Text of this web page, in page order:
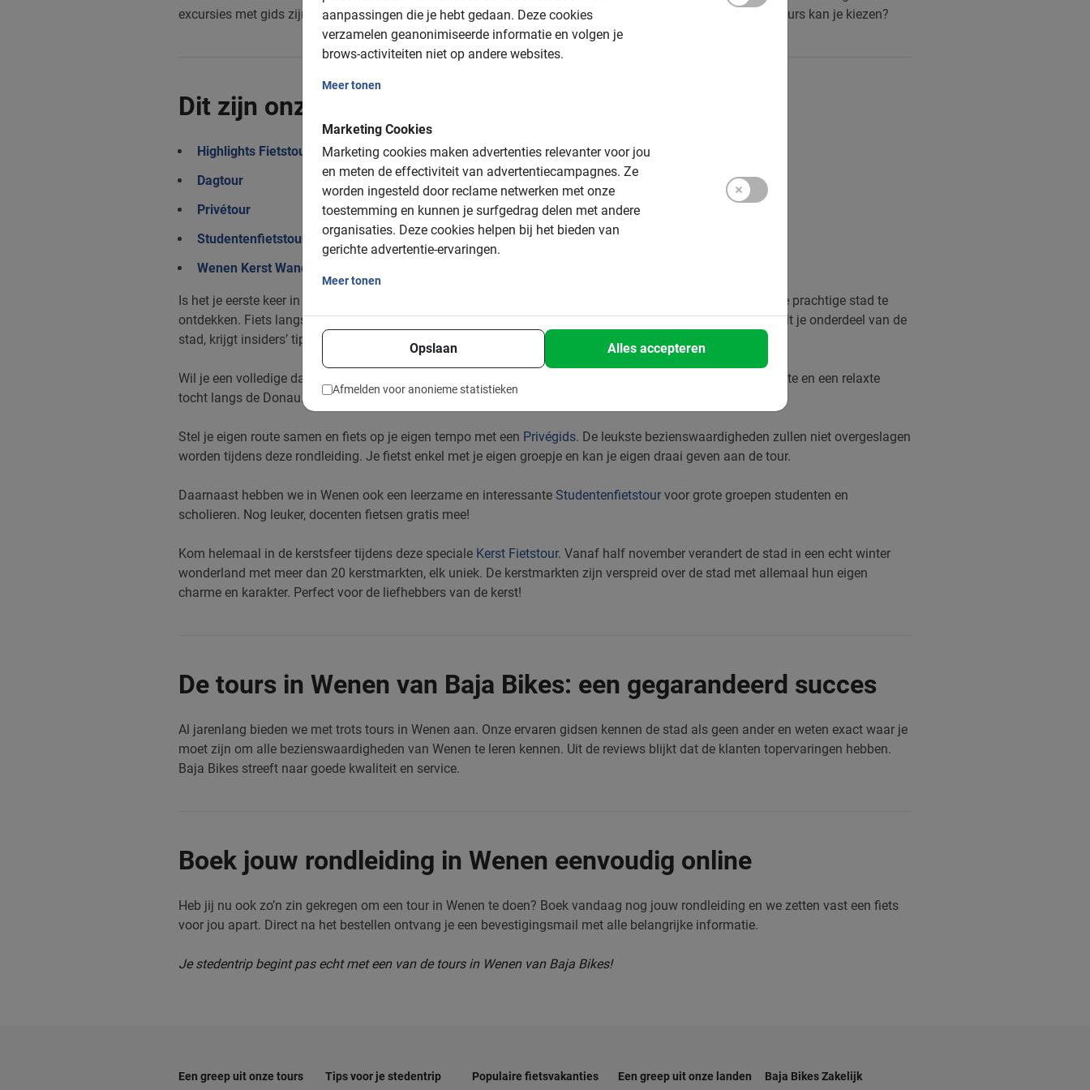
aanpassingen die je hebt gedaan. Deze cookies
verzamelen geanonimiseerde informatie en volgen je
brows-activiteiten niet op andere websites.
Meer tonen
Marketing Cookies
Marketing cookies maken advertenties relevanter voor jou
en meten de effectiviteit van advertentiecampagnes. Ze
worden ingesteld door reclame netwerken met onze
toestemming en kunnen je surfgedrag delen met andere
organisaties. Deze cookies helpen bij het bieden van
gerichte advertentie-ervaringen.
Meer tonen
Opslaan Alles accepteren
Afmelden voor anonieme statistieken
excursies met gids zijn veilig, leuk, informatief en toegankelijk en daardoor geschikt voor iedereen! Welke tours kan je kiezen?
Dit zijn onze tours in Wenen
Highlights Fietstour
Dagtour
Privétour
Studentenfietstour Wenen
Wenen Kerst Wandeltour
Is het je eerste keer in Wenen? Boek dan onze klassieke
, dit is de ideale manier om deze prachtige stad te
ontdekken. Fiets langs de Weense Staatsopera, het Raadhuis, het Mozartmuseum en nog veel meer.Je voelt je onderdeel van de
stad, krijgt insiders’ tips van een local en bent ook nog ontspannen in beweging.
Wil je een volledige dag op pad? Dan is onze
de beste keuze, een combinatie van de Highlights route en een relaxte
tocht langs de Donau.
Stel je eigen route samen en fiets op je eigen tempo met een Privégids. De leukste bezienswaardigheden zullen niet overgeslagen
worden tijdens deze rondleiding. Je fietst enkel met je eigen groepje en kan je eigen draai geven aan de tour.
Daarnaast hebben we in Wenen ook een leerzame en interessante Studentenfietstour voor grote groepen studenten en
scholieren. Nog leuker, docenten fietsen gratis mee!
Kom helemaal in de kerstsfeer tijdens deze speciale Kerst Fietstour. Vanaf half november verandert de stad in een echt winter
wonderland met meer dan 20 kerstmarkten, elk uniek. De kerstmarkten zijn verspreid over de stad met allemaal hun eigen
charme en karakter. Perfect voor de liefhebbers van de kerst!
De tours in Wenen van Baja Bikes: een gegarandeerd succes
Al jarenlang bieden we met trots tours in Wenen aan. Onze ervaren gidsen kennen de stad als geen ander en weten exact waar je
moet zijn om alle bezienswaardigheden van Wenen te leren kennen. Uit de reviews blijkt dat de klanten topervaringen hebben.
Baja Bikes streeft naar goede kwaliteit en service.
Boek jouw rondleiding in Wenen eenvoudig online
Heb jij nu ook zo’n zin gekregen om een tour in Wenen te doen? Boek vandaag nog jouw rondleiding en we zetten vast een fiets
voor jou apart. Direct na het bestellen ontvang je een bevestigingsmail met alle belangrijke informatie.
Je stedentrip begint pas echt met een van de tours in Wenen van Baja Bikes!
Een greep uit onze tours Tips voor je stedentrip Populaire fietsvakanties Een greep uit onze landen Baja Bikes Zakelijk